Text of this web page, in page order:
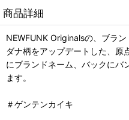
商品詳細
NEWFUNK Originalsの、ブラ
ダナ柄をアップデートした、原
にブランドネーム、バックにバ
ます。
＃ゲンテンカイキ